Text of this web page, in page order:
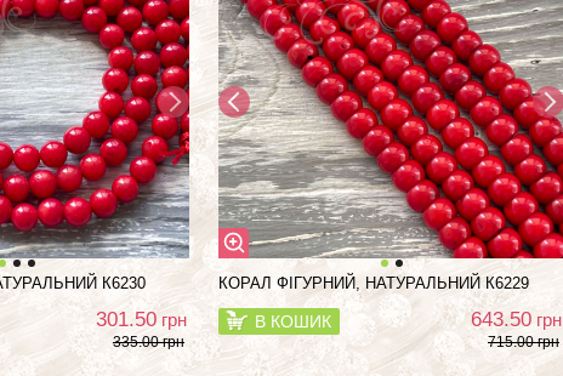
К6230
301.50 грн
335.00 грн
КОРАЛ ФІГУРНИЙ, НАТУРАЛЬНИЙ К6229
В КОШИК 643.50 грн
715.00 грн